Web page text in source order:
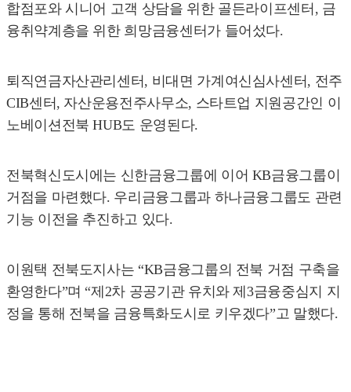
합점포와 시니어 고객 상담을 위한 골든라이프센터, 금
융취약계층을 위한 희망금융센터가 들어섰다.
퇴직연금자산관리센터, 비대면 가계여신심사센터, 전주
CIB센터, 자산운용전주사무소, 스타트업 지원공간인 이
노베이션전북 HUB도 운영된다.
전북혁신도시에는 신한금융그룹에 이어 KB금융그룹이
거점을 마련했다. 우리금융그룹과 하나금융그룹도 관련
기능 이전을 추진하고 있다.
이원택 전북도지사는 “KB금융그룹의 전북 거점 구축을
환영한다”며 “제2차 공공기관 유치와 제3금융중심지 지
정을 통해 전북을 금융특화도시로 키우겠다”고 말했다.